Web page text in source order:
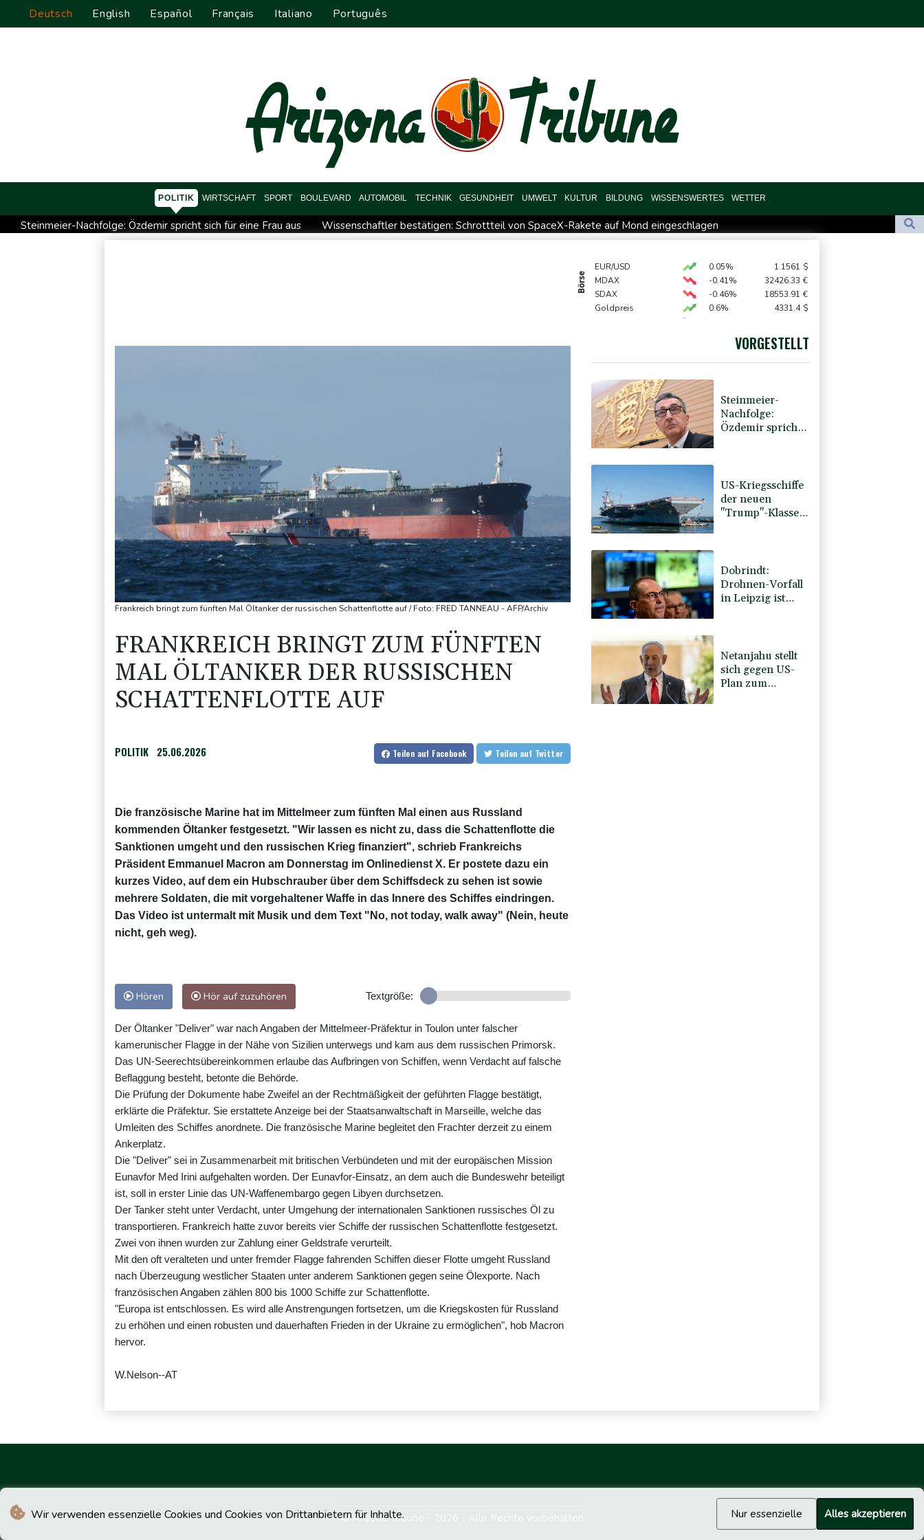
Wir verwenden essenzielle Cookies und Cookies von Drittanbietern für Inhalte. Nur essenzielle Alles akzeptieren
Deutsch English Español Français Italiano Português
POLITIK WIRTSCHAFT SPORT BOULEVARD AUTOMOBIL TECHNIK GESUNDHEIT UMWELT KULTUR BILDUNG WISSENSWERTES WETTER
Steinmeier-Nachfolge: Özdemir spricht sich für eine Frau aus
Wissenschaftler bestätigen: Schrottteil von SpaceX-Rakete auf Mond eingeschlagen
Brandgefahr: THW fordert mehr Investitionen für Bevölkerungsschutz
Fehlstart der Hartplatzsaison: Zverev scheitert in Montréal
Börse
EUR/USD 0.05% 1.1561 $
MDAX
-0.41% 32426.33 €
SDAX
-0.46% 18553.91 €
Goldpreis
0.6% 4331.4 $
-0.29% 26126.3 €
-0.89% 3946.73 €
Frankreich bringt zum fünften Mal Öltanker der russischen Schattenflotte auf / Foto: FRED TANNEAU - AFP/Archiv
FRANKREICH BRINGT ZUM FÜNFTEN
MAL ÖLTANKER DER RUSSISCHEN
SCHATTENFLOTTE AUF
POLITIK 25.06.2026 Teilen auf Facebook Teilen auf Twitter
Die französische Marine hat im Mittelmeer zum fünften Mal einen aus Russland
kommenden Öltanker festgesetzt. "Wir lassen es nicht zu, dass die Schattenflotte die
Sanktionen umgeht und den russischen Krieg finanziert", schrieb Frankreichs
Präsident Emmanuel Macron am Donnerstag im Onlinedienst X. Er postete dazu ein
kurzes Video, auf dem ein Hubschrauber über dem Schiffsdeck zu sehen ist sowie
mehrere Soldaten, die mit vorgehaltener Waffe in das Innere des Schiffes eindringen.
Das Video ist untermalt mit Musik und dem Text "No, not today, walk away" (Nein, heute
nicht, geh weg).
Hören Hör auf zuzuhören Textgröße:
Der Öltanker "Deliver" war nach Angaben der Mittelmeer-Präfektur in Toulon unter falscher
kamerunischer Flagge in der Nähe von Sizilien unterwegs und kam aus dem russischen Primorsk.
Das UN-Seerechtsübereinkommen erlaube das Aufbringen von Schiffen, wenn Verdacht auf falsche
Beflaggung besteht, betonte die Behörde.
Die Prüfung der Dokumente habe Zweifel an der Rechtmäßigkeit der geführten Flagge bestätigt,
erklärte die Präfektur. Sie erstattete Anzeige bei der Staatsanwaltschaft in Marseille, welche das
Umleiten des Schiffes anordnete. Die französische Marine begleitet den Frachter derzeit zu einem
Ankerplatz.
Die "Deliver" sei in Zusammenarbeit mit britischen Verbündeten und mit der europäischen Mission
Eunavfor Med Irini aufgehalten worden. Der Eunavfor-Einsatz, an dem auch die Bundeswehr beteiligt
ist, soll in erster Linie das UN-Waffenembargo gegen Libyen durchsetzen.
Der Tanker steht unter Verdacht, unter Umgehung der internationalen Sanktionen russisches Öl zu
transportieren. Frankreich hatte zuvor bereits vier Schiffe der russischen Schattenflotte festgesetzt.
Zwei von ihnen wurden zur Zahlung einer Geldstrafe verurteilt.
Mit den oft veralteten und unter fremder Flagge fahrenden Schiffen dieser Flotte umgeht Russland
nach Überzeugung westlicher Staaten unter anderem Sanktionen gegen seine Ölexporte. Nach
französischen Angaben zählen 800 bis 1000 Schiffe zur Schattenflotte.
"Europa ist entschlossen. Es wird alle Anstrengungen fortsetzen, um die Kriegskosten für Russland
zu erhöhen und einen robusten und dauerhaften Frieden in der Ukraine zu ermöglichen", hob Macron
hervor.
W.Nelson--AT
VORGESTELLT
Steinmeier-
Nachfolge:
Özdemir spricht
US-Kriegsschiffe
der neuen
"Trump"-Klasse
Dobrindt:
Drohnen-Vorfall
in Leipzig ist
Netanjahu stellt
sich gegen US-
Plan zum
© Arizona Tribune - 2026 - Alle Rechte vorbehalten